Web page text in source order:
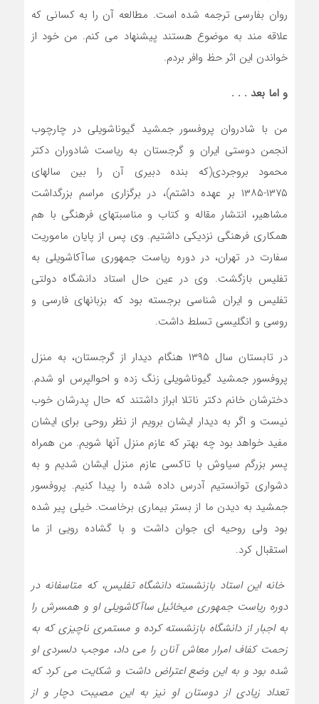
روان بفارسی ترجمه شده است. مطالعه آن را به کسانی که
علاقه مند به موضوع هستند پیشنهاد می کنم. من خود از
خواندن این اثر حظ وافر بردم.
و اما بعد . . .
من با شادروان پروفسور جمشید گیوناشویلی در چارچوب
انجمن دوستی ایران و گرجستان به ریاست شادوران دکتر
محمود بروجردی(که بنده دبیری آن را بین سالهای
۱۳۷۵-۱۳۸۵ بر عهده داشتم)، در برگزاری مراسم بزرگداشت
مشاهیر، انتشار مقاله و کتاب و مناسبتهای فرهنگی با هم
همکاری فرهنگی نزدیکی داشتیم. وی پس از پایان ماموریت
سفارت در تهران، در دوره ریاست جمهوری ساآکاشویلی به
تفلیس بازگشت. وی در عین حال استاد دانشگاه دولتی
تفلیس و ایران شناسی برجسته بود که بزبانهای فارسی و
روسی و انگلیسی تسلط داشت.
در تابستان سال ۱۳۹۵ هنگام دیدار از گرجستان، به منزل
پروفسور جمشید گیوناشویلی زنگ زده و احوالپرس او شدم.
دخترشان خانم دکتر ناتلا ابراز داشتند که حال پدرشان خوب
نیست و اگر به دیدار ایشان برویم از نظر روحی برای ایشان
مفید خواهد بود چه بهتر که عازم منزل آنها شویم. من همراه
پسر بزرگم سیاوش با تاکسی عازم منزل ایشان شدیم و به
دشواری توانستیم آدرس داده شده را پیدا کنیم. پروفسور
جمشید به دیدن ما از بستر بیماری برخاست. خیلی پیر شده
بود ولی روحیه ای جوان داشت و با گشاده رویی از ما
استقبال کرد.
خانه این استاد بازنشسته دانشگاه تفلیس، که متاسفانه در
دوره ریاست جمهوری میخائیل ساآکاشویلی او و همسرش را
به اجبار از دانشگاه بازنشسته کرده و مستمری ناچیزی که به
زحمت کفاف امرار معاش آنان را می داد، موجب دلسردی او
شده بود و به این وضع اعتراض داشت و شکایت می کرد که
تعداد زیادی از دوستان او نیز به این مصیبت دچار و از